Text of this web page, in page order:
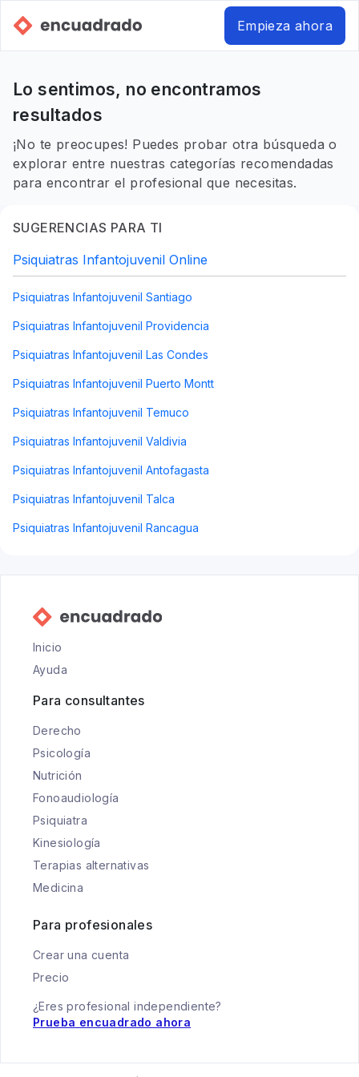
Empieza ahora
Lo sentimos, no encontramos
resultados
¡No te preocupes! Puedes probar otra búsqueda o
explorar entre nuestras categorías recomendadas
para encontrar el profesional que necesitas.
SUGERENCIAS PARA TI
Psiquiatras Infantojuvenil Online
Psiquiatras Infantojuvenil Santiago
Psiquiatras Infantojuvenil Providencia
Psiquiatras Infantojuvenil Las Condes
Psiquiatras Infantojuvenil Puerto Montt
Psiquiatras Infantojuvenil Temuco
Psiquiatras Infantojuvenil Valdivia
Psiquiatras Infantojuvenil Antofagasta
Psiquiatras Infantojuvenil Talca
Psiquiatras Infantojuvenil Rancagua
Inicio
Ayuda
Para consultantes
Derecho
Psicología
Nutrición
Fonoaudiología
Psiquiatra
Kinesiología
Terapias alternativas
Medicina
Para profesionales
Crear una cuenta
Precio
¿Eres profesional independiente?
Prueba encuadrado ahora